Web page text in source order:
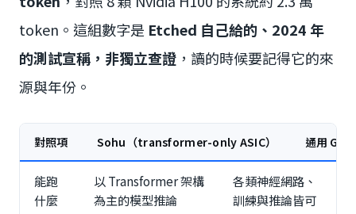
token。這組數字是 Etched 自己給的、2024 年
的測試宣稱，非獨立查證 ，讀的時候要記得它的來
源與年份。
對照項 Sohu（transformer-only ASIC） 通用
能跑
什麼
以 Transformer 架構
為主的模型推論
各類神經網路、
訓練與推論皆可